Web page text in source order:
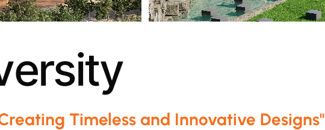
ersity
Timeless and Innovative Designs"